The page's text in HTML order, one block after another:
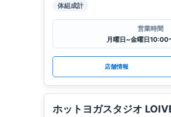
体組成計
営業時間
月曜日~金曜日
店舗情報
ホットヨガスタジオ